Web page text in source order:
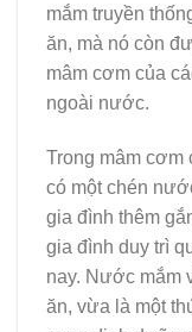
mắm truyền
ăn, mà nó còn
mâm cơm của
ngoài nước.
Trong mâm
có một chén
gia đình thêm
gia đình duy trì
nay. Nước mắm
ăn, vừa là một